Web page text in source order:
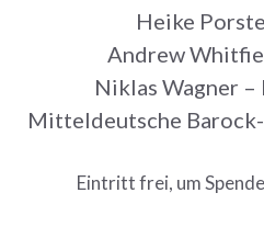
Heike
Andrew
Niklas Wagner
Mitteldeutsche
Eintritt frei, um